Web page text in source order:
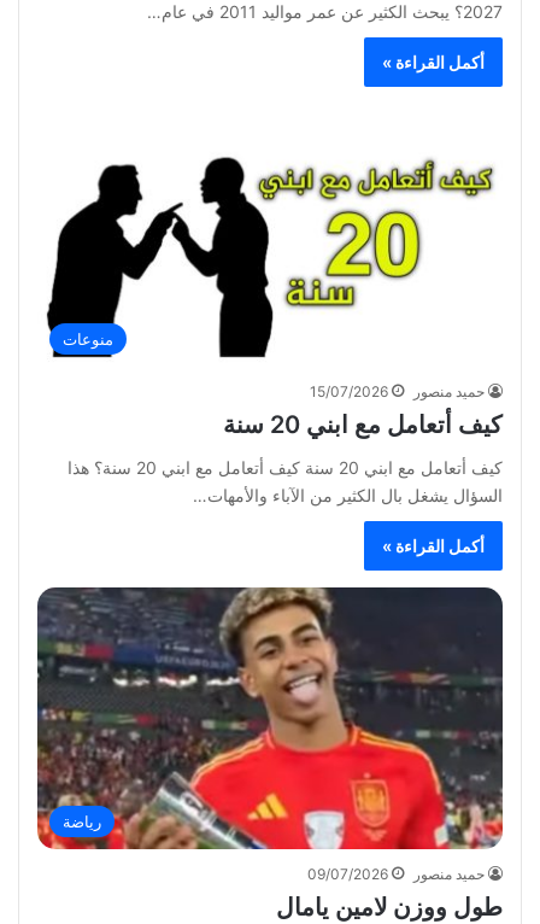
2027؟ يبحث الكثير عن عمر مواليد 2011 في عام…
أكمل القراءة »
منوعات
حميد منصور 15/07/2026
كيف أتعامل مع ابني 20 سنة
كيف أتعامل مع ابني 20 سنة كيف أتعامل مع ابني 20 سنة؟ هذا
السؤال يشغل بال الكثير من الآباء والأمهات…
أكمل القراءة »
رياضة
حميد منصور 09/07/2026
طول ووزن لامين يامال